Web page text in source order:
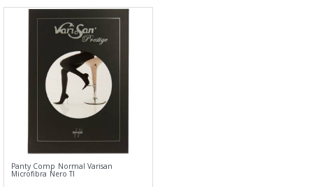
Panty Comp Normal Varisan
Microfibra Nero Tl